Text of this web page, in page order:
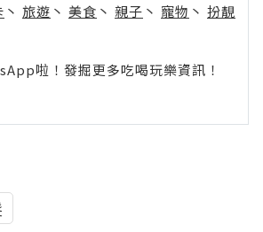
丶 旅遊 丶 美食 丶 親子 丶 寵物 丶 扮靚
啦！發掘更多吃喝玩樂資訊！